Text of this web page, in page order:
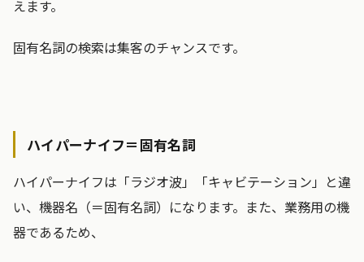
えます。
固有名詞の検索は集客のチャンスです。
ハイパーナイフ＝固有名詞
ハイパーナイフは「ラジオ波」「キャビテーション」と違
い、機器名（＝固有名詞）になります。また、業務用の機
器であるため、